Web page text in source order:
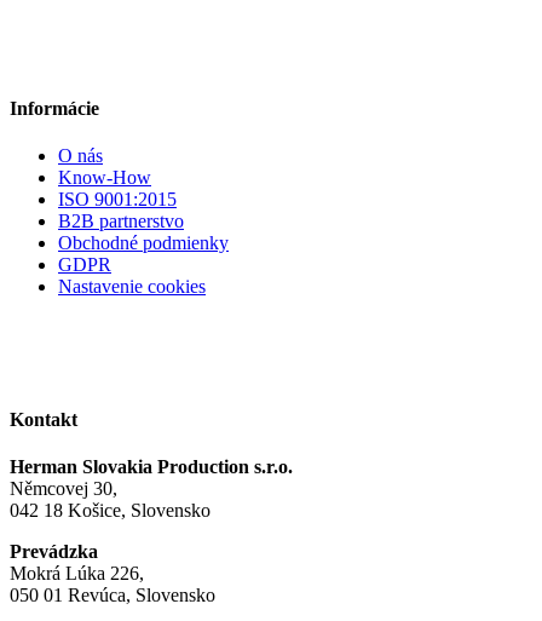
Informácie
O nás
Know-How
ISO 9001:2015
B2B partnerstvo
Obchodné podmienky
GDPR
Nastavenie cookies
Kontakt
Herman Slovakia Production s.r.o.
Němcovej 30,
042 18 Košice, Slovensko
Prevádzka
Mokrá Lúka 226,
050 01 Revúca, Slovensko